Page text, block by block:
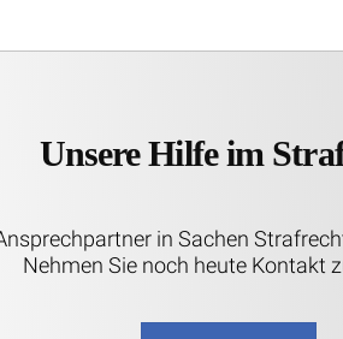
Unsere Hilfe im
in Sachen
Nehmen Sie noch heute Kontakt